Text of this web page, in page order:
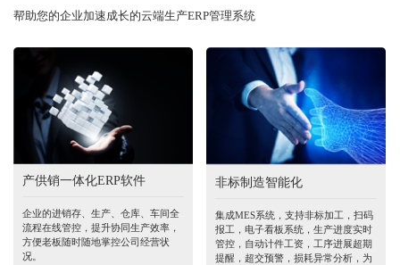
帮助您的企业加速成长的云端生产ERP管理系统
产供销一体化ERP软件
企业的进销存、生产、仓库、车间全
流程在线管控，提升协同生产效率，
方便老板随时随地掌控公司经营状
况。
非标制造智能化
集成MES系统，支持非标加工，扫码
报工，电子看板系统，生产进度实时
管控，自动计件工资，工序进展超期
提醒，超交预警，损耗异常分析，为